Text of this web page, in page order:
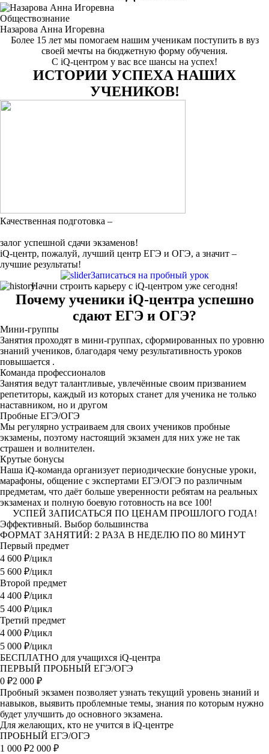
Обществознание
Назарова Анна Игоревна
Более 15 лет мы помогаем нашим ученикам поступить в вуз
своей мечты на бюджетную форму обучения.
С iQ-центром у вас все шансы на успех!
ИСТОРИИ УСПЕХА НАШИХ
УЧЕНИКОВ!
Качественная подготовка –
залог успешной сдачи экзаменов!
iQ-центр, пожалуй, лучший центр ЕГЭ и ОГЭ, а значит –
лучшие результаты!
Записаться на пробный урок
Начни строить карьеру с iQ-центром уже сегодня!
Почему ученики iQ-центра успешно
сдают ЕГЭ и ОГЭ?
Мини-группы
Занятия проходят в мини-группах, сформированных по уровню
знаний учеников, благодаря чему результативность уроков
повышается .
Команда профессионалов
Занятия ведут талантливые, увлечённые своим призванием
репетиторы, каждый из которых станет для ученика не только
наставником, но и другом
Пробные ЕГЭ/ОГЭ
Мы регулярно устраиваем для своих учеников пробные
экзамены, поэтому настоящий экзамен для них уже не так
страшен и волнителен.
Крутые бонусы
Наша iQ-команда организует периодические бонусные уроки,
марафоны, общение с экспертами ЕГЭ/ОГЭ по различным
предметам, что даёт больше уверенности ребятам на реальных
экзаменах и полную боевую готовность на все 100!
УСПЕЙ ЗАПИСАТЬСЯ ПО ЦЕНАМ ПРОШЛОГО ГОДА!
Эффективный. Выбор большинства
ФОРМАТ ЗАНЯТИЙ: 2 РАЗА В НЕДЕЛЮ ПО 80 МИНУТ
Первый предмет
4 600 ₽/цикл
5 600 ₽/цикл
Второй предмет
4 400 ₽/цикл
5 400 ₽/цикл
Третий предмет
4 000 ₽/цикл
5 000 ₽/цикл
БЕСПЛАТНО для учащихся iQ-центра
ПЕРВЫЙ ПРОБНЫЙ ЕГЭ/ОГЭ
0 ₽2 000 ₽
Пробный экзамен позволяет узнать текущий уровень знаний и
навыков, выявить проблемные темы, знания по которым нужно
будет улучшить до основного экзамена.
Для желающих, кто не учится в iQ-центре
ПРОБНЫЙ ЕГЭ/ОГЭ
1 000 ₽2 000 ₽